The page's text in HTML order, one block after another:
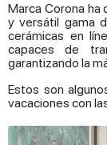
Marca Corona ha
y versátil gama
cerámicas en
capaces de
garantizando la
Estos son
vacaciones con